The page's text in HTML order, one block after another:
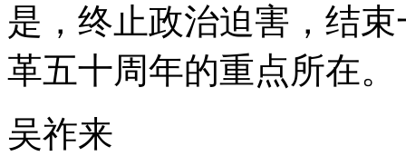
是，终止政治迫害，结
革五十周年的重点所在。
吴祚来